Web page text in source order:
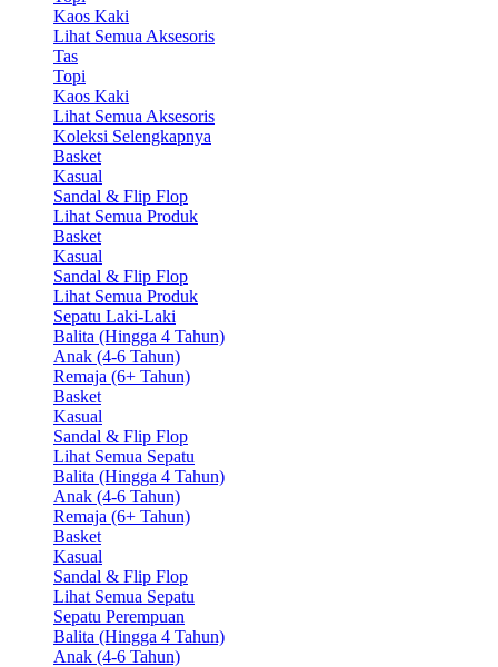
Kaos Kaki
Lihat Semua Aksesoris
Tas
Topi
Kaos Kaki
Lihat Semua Aksesoris
Koleksi Selengkapnya
Basket
Kasual
Sandal & Flip Flop
Lihat Semua Produk
Basket
Kasual
Sandal & Flip Flop
Lihat Semua Produk
Sepatu Laki-Laki
Balita (Hingga 4 Tahun)
Anak (4-6 Tahun)
Remaja (6+ Tahun)
Basket
Kasual
Sandal & Flip Flop
Lihat Semua Sepatu
Balita (Hingga 4 Tahun)
Anak (4-6 Tahun)
Remaja (6+ Tahun)
Basket
Kasual
Sandal & Flip Flop
Lihat Semua Sepatu
Sepatu Perempuan
Balita (Hingga 4 Tahun)
Anak (4-6 Tahun)